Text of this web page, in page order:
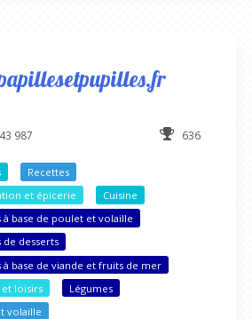
987 636
Recettes
et épicerie
Cuisine
à base de poulet et volaille
de desserts
à base de viande et fruits de mer
et loisirs
Légumes
volaille